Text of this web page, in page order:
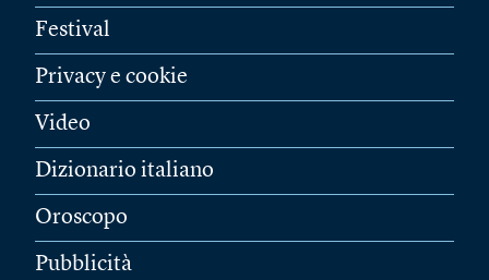
Festival
Privacy e cookie
Video
Dizionario italiano
Oroscopo
Pubblicità